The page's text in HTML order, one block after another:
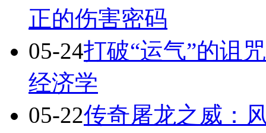
正的伤害密码
05-24打破“运气”的诅
经济学
05-22传奇屠龙之威：